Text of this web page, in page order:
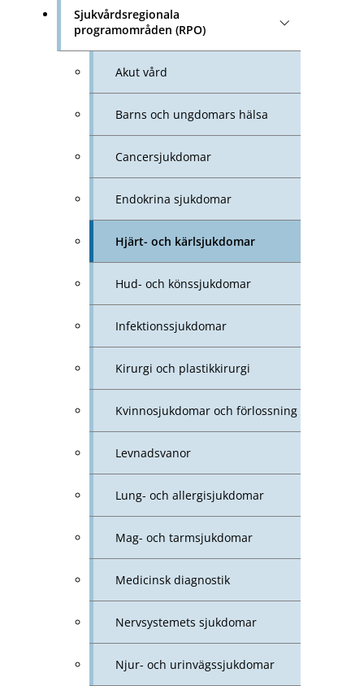
Sjukvårdsregionala
programområden (RPO)
Akut vård
Barns och ungdomars hälsa
Cancersjukdomar
Endokrina sjukdomar
Hjärt- och kärlsjukdomar
Hud- och könssjukdomar
Infektionssjukdomar
Kirurgi och plastikkirurgi
Kvinnosjukdomar och förlossning
Levnadsvanor
Lung- och allergisjukdomar
Mag- och tarmsjukdomar
Medicinsk diagnostik
Nervsystemets sjukdomar
Njur- och urinvägssjukdomar